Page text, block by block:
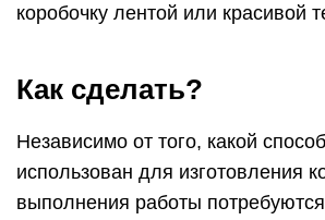
коробочку лентой или красивой
Как сделать?
Независимо от того, какой
использован для изготовления
выполнения работы